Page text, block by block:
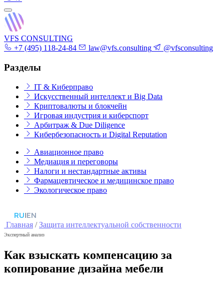
VFS CONSULTING
+7 (495) 118-24-84
law@vfs.consulting @vfsconsulting
Разделы
IT & Киберправо
Искусственный интеллект и Big Data
Криптовалюты и блокчейн
Игровая индустрия и киберспорт
Арбитраж & Due Diligence
Кибербезопасность и Digital Reputation
Авиационное право
Медиация и переговоры
Налоги и нестандартные активы
Фармацевтическое и медицинское право
Экологическое право
RU|EN
Главная /Защита интеллектуальной собственности
Экспертный анализ
Как взыскать компенсацию за
копирование дизайна мебели